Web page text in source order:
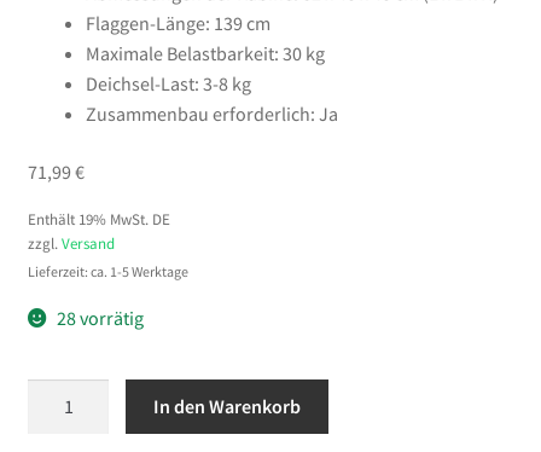
Flaggen-Länge: 139 cm
Maximale Belastbarkeit: 30 kg
Deichsel-Last: 3-8 kg
Zusammenbau erforderlich: Ja
71,99 €
Enthält 19% MwSt. DE
zzgl. Versand
Lieferzeit: ca. 1-5 Werktage
28 vorrätig
In den Warenkorb